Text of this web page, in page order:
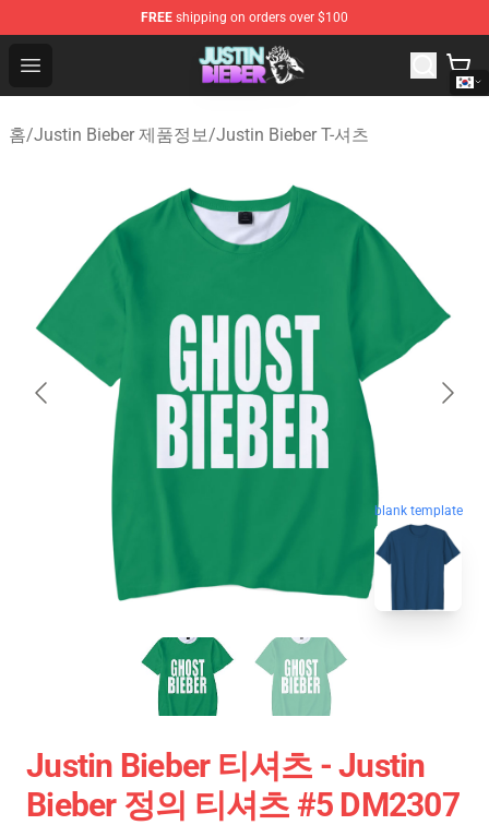
FREE shipping on orders over $100
Open menu
Justin Bieber Store - Official Justin Bieber Merchandise
홈/Justin Bieber 제품정보/Justin Bieber T-셔츠
blank template
Justin Bieber 티셔츠 - Justin
Bieber 정의 티셔츠 #5 DM2307